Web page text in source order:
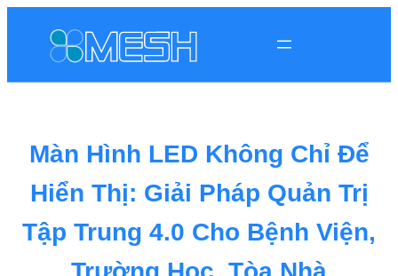
Màn Hình LED Không Chỉ Để
Hiển Thị: Giải Pháp Quản Trị
Tập Trung 4.0 Cho Bệnh Viện,